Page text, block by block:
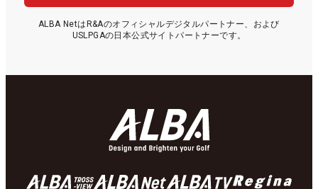
ALBA NetはR&Aのオフィシャルデジタルパートナー、および
USLPGAの日本公式サイトパートナーです。